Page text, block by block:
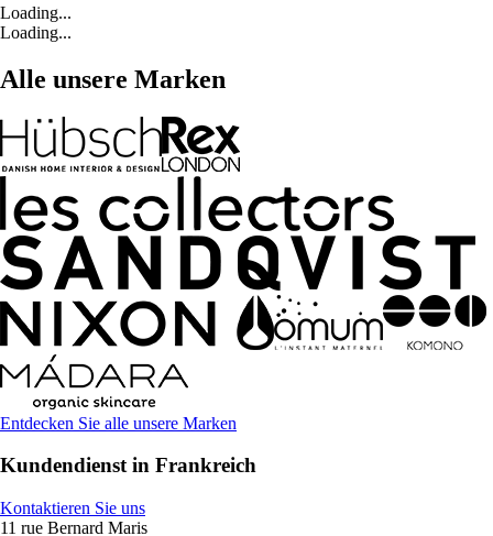
Loading...
Loading...
Alle unsere Marken
Entdecken Sie alle unsere Marken
Kundendienst in Frankreich
Kontaktieren Sie uns
11 rue Bernard Maris